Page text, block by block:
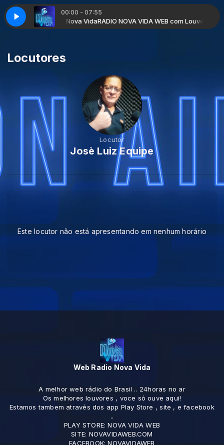
00:00 - 07:55
Pela Radio Nova VidaRADIO NOVA VIDA WEB com Louvores
Locutores
Locutor
Josè Luiz Equipe
Este locutor não está apresentando em nenhum horário
Web Radio Nova Vida
A melhor web rádio do Brasil .. 24horas no ar
Os melhores louvores , voce só ouve aqui!
Estamos tambem através dos app Play Store , site , e facebook
..
PLAY STORE: NOVA VIDA WEB
SITE: NOVAVIDAWEB.COM
FACEBOOK: NOVAVIDAWEB